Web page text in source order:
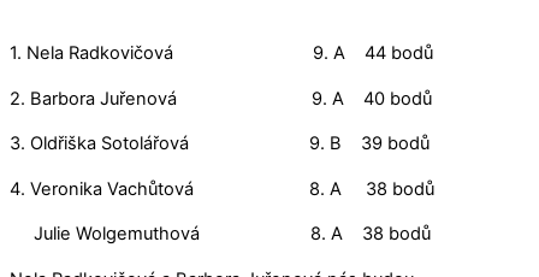
1. Nela Radkovičová 9. A 44 bodů
2. Barbora Juřenová 9. A 40 bodů
3. Oldřiška Sotolářová 9. B 39 bodů
4. Veronika Vachůtová 8. A 38 bodů
Julie Wolgemuthová 8. A 38 bodů